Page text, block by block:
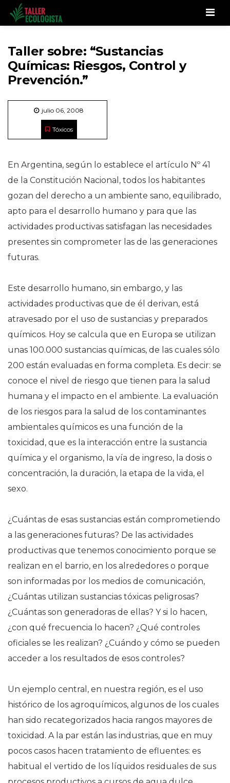
Taller sobre: “Sustancias
Químicas: Riesgos, Control y
Prevención.”
julio 06, 2008
Tóxicos
En Argentina, según lo establece el artículo Nº 41
de la Constitución Nacional, todos los habitantes
gozan del derecho a un ambiente sano, equilibrado,
apto para el desarrollo humano y para que las
actividades productivas satisfagan las necesidades
presentes sin comprometer las de las generaciones
futuras.
Este desarrollo humano, sin embargo, y las
actividades productivas que de él derivan, está
atravesado por el uso de sustancias y preparados
químicos. Hoy se calcula que en Europa se utilizan
unas 100.000 sustancias químicas, de las cuales sólo
200 están evaluadas en forma completa. Es decir: se
conoce el nivel de riesgo que tienen para la salud
humana y el impacto en el ambiente. La evaluación
de los riesgos para la salud de los contaminantes
ambientales químicos es una función de la
toxicidad, que es la interacción entre la sustancia
química y el organismo, la vía de ingreso, la dosis o
concentración, la duración, la etapa de la vida, el
sexo.
¿Cuántas de esas sustancias están comprometiendo
a las generaciones futuras? De las actividades
productivas que tenemos conocimiento porque se
realizan en el barrio, en los alrededores o porque
son informadas por los medios de comunicación,
¿Cuántas utilizan sustancias tóxicas peligrosas?
¿Cuántas son generadoras de ellas? Y si lo hacen,
¿con qué frecuencia lo hacen? ¿Qué controles
oficiales se les realizan? ¿Cuándo y cómo se pueden
acceder a los resultados de esos controles?
Un ejemplo central, en nuestra región, es el uso
histórico de los agroquímicos, algunos de los cuales
han sido recategorizados hacia rangos mayores de
toxicidad. A la par están las industrias, que en muy
pocos casos hacen tratamiento de efluentes: es
habitual el vertido de los líquidos residuales de sus